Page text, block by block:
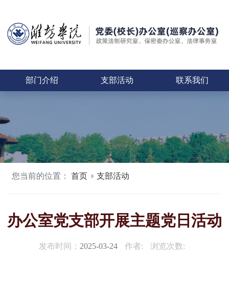
部门介绍 支部活动 联系我们
您当前的位置：首页 支部活动
办公室党支部开展主题党日活动
发布时间： 2025-03-24 作者: 浏览次数: